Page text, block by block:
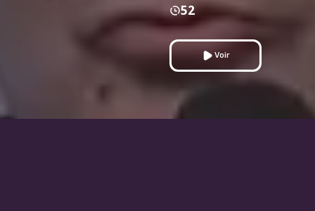
52
Voir